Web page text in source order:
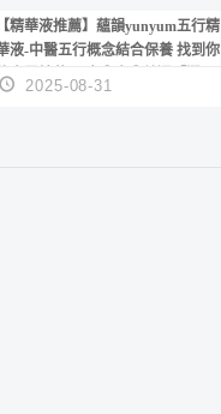
【精華液推薦】蘊韻yunyum五行精
液-中醫五行概念結合保養 找到你
的專屬精華！ 水㊀土㊀就選「潤・
賦精華」維持肌膚剛剛好的平衡
2025-08-31